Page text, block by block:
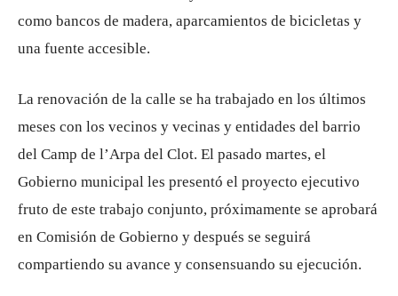
como bancos de madera, aparcamientos de bicicletas y
una fuente accesible.
La renovación de la calle se ha trabajado en los últimos
meses con los vecinos y vecinas y entidades del barrio
del Camp de l’Arpa del Clot. El pasado martes, el
Gobierno municipal les presentó el proyecto ejecutivo
fruto de este trabajo conjunto, próximamente se aprobará
en Comisión de Gobierno y después se seguirá
compartiendo su avance y consensuando su ejecución.